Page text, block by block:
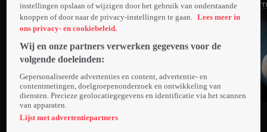
Ga
naar
Trailer
instellingen opslaan of wijzigen door het gebruik van onderstaande
knoppen of door naar de privacy-instellingen te gaan.
Lees meer in
ons privacy- en cookiebeleid.
Wij en onze partners verwerken gegevens voor de
volgende doeleinden:
Gepersonaliseerde advertenties en content, advertentie- en
contentmetingen, doelgroepenonderzoek en ontwikkeling van
diensten. Precieze geolocatiegegevens en identificatie via het scannen
van apparaten.
Lijst met advertentiepartners